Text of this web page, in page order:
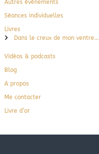
Autres événements
Séances individuelles
Livres
Dans le creux de mon ventre…
Vidéos & podcasts
Blog
A propos
Me contacter
Livre d’or